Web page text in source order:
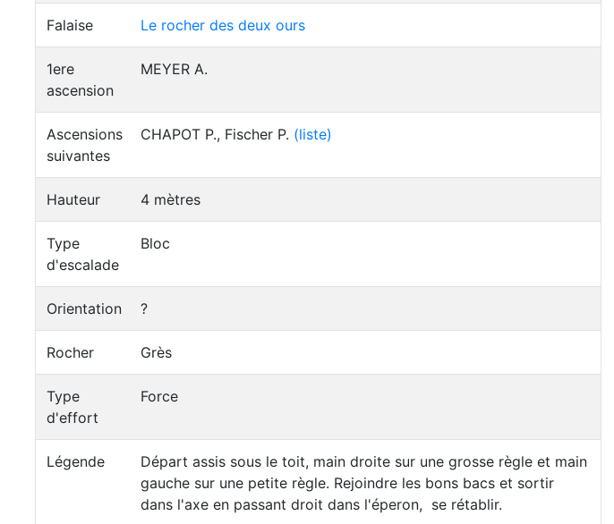
Falaise Le rocher des deux ours
1ere
ascension
MEYER A.
Ascensions
suivantes
CHAPOT P., Fischer P. (liste)
Hauteur 4 mètres
Type
d'escalade
Bloc
Orientation ?
Rocher Grès
Type
d'effort
Force
Légende
Départ assis sous le toit, main droite sur une grosse règle et main
gauche sur une petite règle. Rejoindre les bons bacs et sortir
dans l'axe en passant droit dans l'éperon, se rétablir.